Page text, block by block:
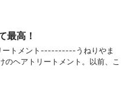
最高！
ートメント----------うねりやま
のヘアトリートメント。以前、こ